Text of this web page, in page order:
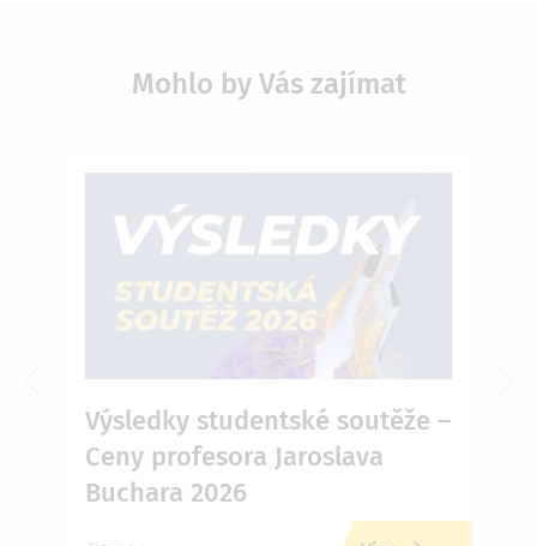
Mohlo by Vás zajímat
Výsledky studentské soutěže –
Ceny profesora Jaroslava
Buchara 2026